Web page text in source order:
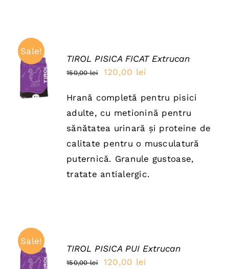
Sale!
ADAUGĂ
ÎN COȘ
/
DETAILS
TIROL PISICA FICAT Extrucan
150,00lei
Prețul
a
fost:
150,00 lei.
120,00 lei
este:
120,00 lei.
Hrană completă pentru pisici
adulte, cu metionină pentru
sănătatea urinară și proteine de
calitate pentru o musculatură
puternică. Granule gustoase,
tratate antialergic.
Sale!
ADAUGĂ
ÎN COȘ
TIROL PISICA PUI Extrucan
150,00lei
Prețul
120,00 lei